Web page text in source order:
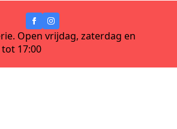
Open vrijdag, zaterdag en
17:00